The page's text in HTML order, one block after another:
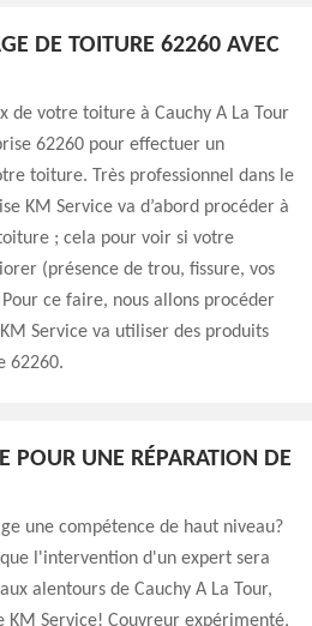
DE TOITURE 62260 AVEC
de votre toiture à Cauchy A La Tour
62260 pour effectuer un
toiture. Très professionnel dans le
KM Service va d’abord procéder à
; cela pour voir si votre
(présence de trou, fissure, vos
ce faire, nous allons procéder
Service va utiliser des produits
62260.
POUR UNE RÉPARATION DE
une compétence de haut niveau?
l'intervention d'un expert sera
alentours de Cauchy A La Tour,
Service! Couvreur expérimenté,